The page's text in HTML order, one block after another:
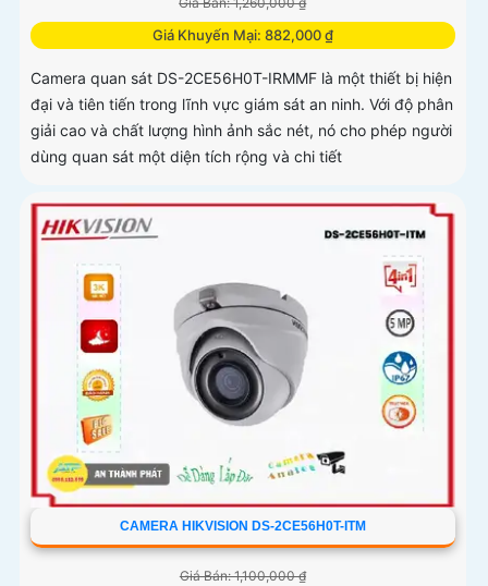
Giá Khuyến Mại: 882,000 ₫
Camera quan sát DS-2CE56H0T-IRMMF là một thiết bị hiện
đại và tiên tiến trong lĩnh vực giám sát an ninh. Với độ phân
giải cao và chất lượng hình ảnh sắc nét, nó cho phép người
dùng quan sát một diện tích rộng và chi tiết
CAMERA HIKVISION DS-2CE56H0T-ITM
Giá Bán: 1,100,000 ₫